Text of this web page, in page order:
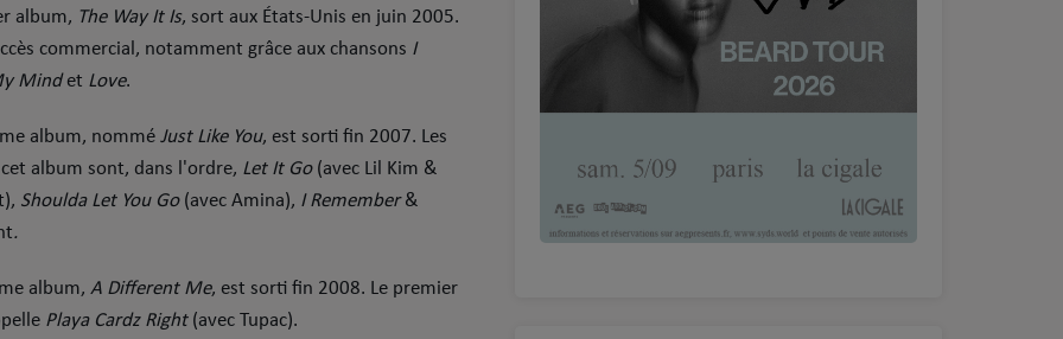
album, The Way It Is, sort aux États-Unis en juin 2005.
commercial, notamment grâce aux chansons I
Mindet Love.
album, nommé Just Like You, est sorti fin 2007. Les
album sont, dans l'ordre, Let It Go(avec Lil Kim &
Shoulda Let You Go(avec Amina), I Remember&
.
album, A Different Me, est sorti fin 2008. Le premier
Playa Cardz Right(avec Tupac).